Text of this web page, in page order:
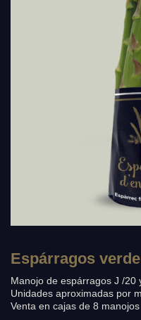
Espárragos
Manojo de espárragos J /20
Unidades aproximadas por
Venta en cajas de 8